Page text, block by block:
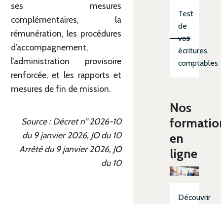
ses mesures
complémentaires, la
rémunération, les procédures
d’accompagnement,
l’administration provisoire
renforcée, et les rapports et
mesures de fin de mission.
Source : Décret n° 2026-10
du 9 janvier 2026, JO du 10
Arrêté du 9 janvier 2026, JO
du 10
Test
de
vos
écritures
comptables
Nos
en
ligne
Découvrir